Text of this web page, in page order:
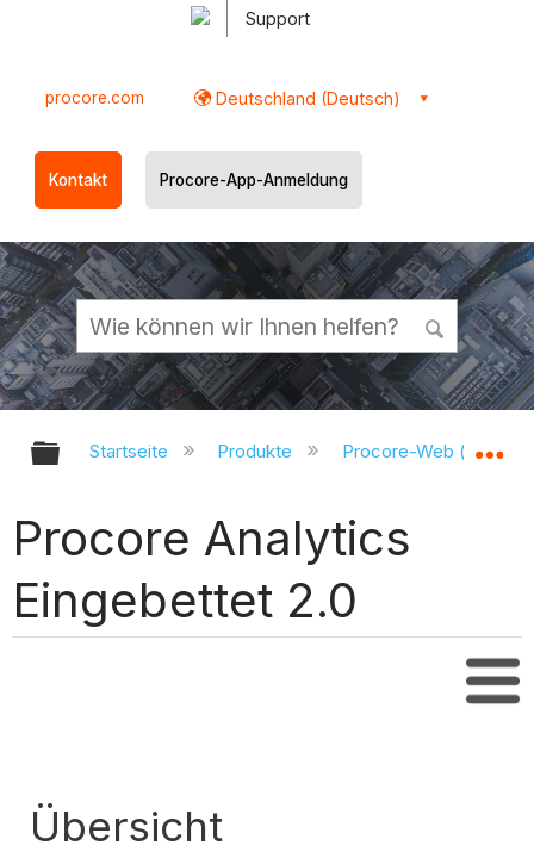
Support
procore.com Deutschland (Deutsch)
Kontakt Procore-App-Anmeldung
Globale Hierarchie auf- und
Startseite Produkte Procore-Web
Procore Analytics
Eingebettet 2.0
Übersicht